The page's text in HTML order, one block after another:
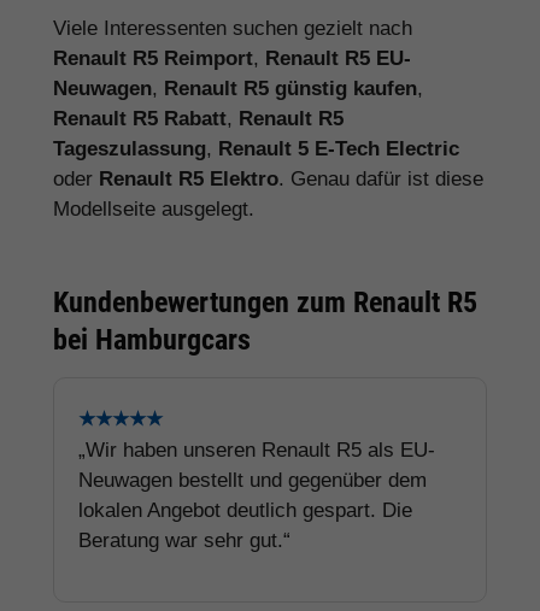
Viele Interessenten suchen gezielt nach
Renault R5 Reimport, Renault R5 EU-
Neuwagen, Renault R5 günstig kaufen,
Renault R5 Rabatt, Renault R5
Tageszulassung, Renault 5 E-Tech Electric
oder Renault R5 Elektro. Genau dafür ist diese
Modellseite ausgelegt.
Kundenbewertungen zum Renault R5
bei Hamburgcars
★★★★★
„Wir haben unseren Renault R5 als EU-
Neuwagen bestellt und gegenüber dem
lokalen Angebot deutlich gespart. Die
Beratung war sehr gut.“